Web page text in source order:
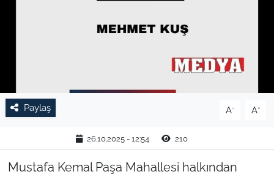
Paylaş A- A+
26.10.2025 - 12:54 210
Mustafa Kemal Paşa Mahallesi halkından
TARIM VE HAYVANCILIK
RESMİ İLAN